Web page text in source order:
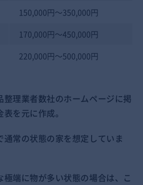
150,000円～350,000円
170,000円～450,000円
220,000円～500,000円
理業者数社のホームページに掲
を元に作成。
通常の状態の家を想定していま
極端に物が多い状態の場合は、こ